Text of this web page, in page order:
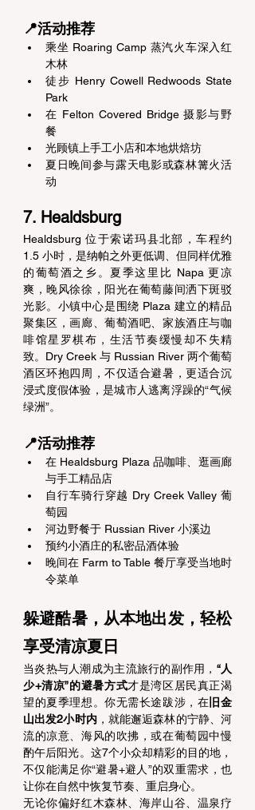
📍活动推荐
乘坐 Roaring Camp 蒸汽火车深入红
木林
徒步 Henry Cowell Redwoods State
Park
在 Felton Covered Bridge 摄影与野
餐
光顾镇上手工小店和本地烘焙坊
夏日晚间参与露天电影或森林篝火活
动
7. Healdsburg
Healdsburg 位于索诺玛县北部，车程约
1.5 小时，是纳帕之外更低调、但同样优雅
的葡萄酒之乡。夏季这里比 Napa 更凉
爽，晚风徐徐，阳光在葡萄藤间洒下斑驳
光影。小镇中心是围绕 Plaza 建立的精品
聚集区，画廊、葡萄酒吧、家族酒庄与咖
啡馆星罗棋布，生活节奏缓慢却不失精
致。Dry Creek 与 Russian River 两个葡萄
酒区环抱四周，不仅适合避暑，更适合沉
浸式度假体验，是城市人逃离浮躁的“气候
绿洲”。
📍活动推荐
在 Healdsburg Plaza 品咖啡、逛画廊
与手工精品店
自行车骑行穿越 Dry Creek Valley 葡
萄园
河边野餐于 Russian River 小溪边
预约小酒庄的私密品酒体验
晚间在 Farm to Table 餐厅享受当地时
令菜单
躲避酷暑，从本地出发，轻松
享受清凉夏日
当炎热与人潮成为主流旅行的副作用， “人
少+清凉”的避暑方式才是湾区居民真正渴
望的夏季理想。你无需长途跋涉，在 旧金
山出发2小时内，就能邂逅森林的宁静、河
流的凉意、海风的吹拂，或在葡萄园中慢
酌午后阳光。这7个小众却精彩的目的地，
不仅能满足你“避暑+避人”的双重需求，也
让你在自然中恢复节奏、重启身心。
无论你偏好红木森林、海岸山谷、温泉疗